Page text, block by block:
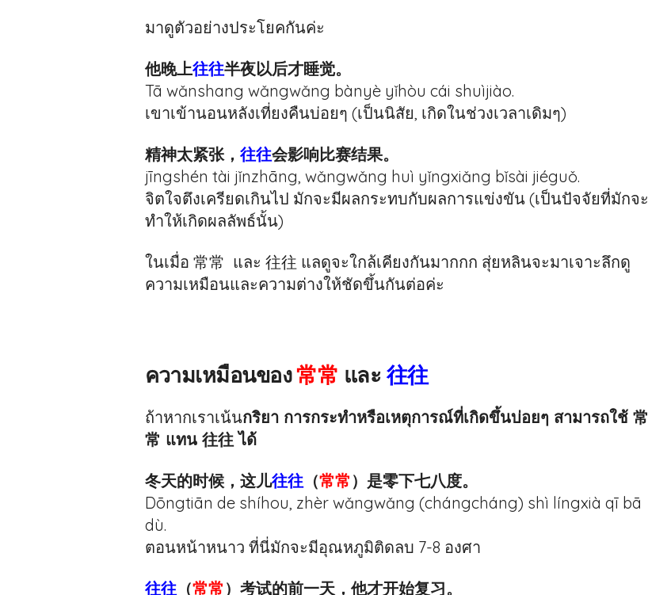
มาดูตัวอย่างประโยคกันค่ะ
他晚上往往半夜以后才睡觉。
Tā wǎnshang wǎngwǎng bànyè yǐhòu cái shuìjiào.
เขาเข้านอนหลังเที่ยงคืนบ่อยๆ (เป็นนิสัย, เกิดในช่วงเวลาเดิมๆ)
精神太紧张， 往往会影响比赛结果。
jīngshén tài jǐnzhāng, wǎngwǎng huì yǐngxiǎng bǐsài jiéguǒ.
จิตใจตึงเครียดเกินไป มักจะมีผลกระทบกับผลการแข่งขัน (เป็นปัจจัยที่มักจะ
ทำให้เกิดผลลัพธ์นั้น)
ในเมื่อ 常常 และ 往往 แลดูจะใกล้เคียงกันมากกก สุ่ยหลินจะมาเจาะลึกดู
ความเหมือนและความต่างให้ชัดขึ้นกันต่อค่ะ
ความเหมือนของ常常 และ往往
ถ้าหากเราเน้นกริยา การกระทำหรือเหตุการณ์ที่เกิดขึ้นบ่อยๆ สามารถใช้ 常
常 แทน 往往 ได้
冬天的时候，这儿往往（常常 ）是零下七八度。
Dōngtiān de shíhou, zhèr wǎngwǎng (chángcháng) shì língxià qī bā
dù.
ตอนหน้าหนาว ที่นี่มักจะมีอุณหภูมิติดลบ 7-8 องศา
往往（常常 ）考试的前一天，他才开始复习。